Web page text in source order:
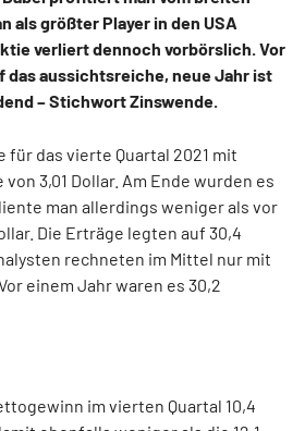
als größter Player in den USA
verliert dennoch vorbörslich. Vor
das aussichtsreiche, neue Jahr ist
– Stichwort Zinswende.
für das vierte Quartal 2021 mit
3,01 Dollar. Am Ende wurden es
man allerdings weniger als vor
Die Erträge legten auf 30,4
rechneten im Mittel nur mit
einem Jahr waren es 30,2
im vierten Quartal 10,4